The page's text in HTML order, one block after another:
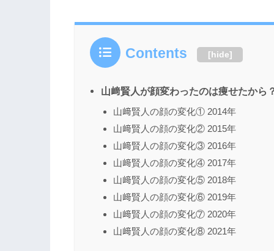
Contents [hide]
山﨑賢人が顔変わったのは痩せたから
山﨑賢人の顔の変化① 2014年
山﨑賢人の顔の変化② 2015年
山﨑賢人の顔の変化③ 2016年
山﨑賢人の顔の変化④ 2017年
山﨑賢人の顔の変化⑤ 2018年
山﨑賢人の顔の変化⑥ 2019年
山﨑賢人の顔の変化⑦ 2020年
山﨑賢人の顔の変化⑧ 2021年